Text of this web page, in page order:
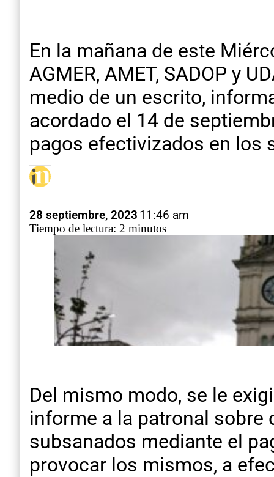
En la mañana de este
AGMER, AMET, SADOP y
medio de un escrito,
acordado el 14 de
pagos efectivizados en los
28 septiembre, 2023 11:46 am
Tiempo de lectura: 2 minutos
Del mismo modo, se le
informe a la patronal sobre
subsanados mediante el
provocar los mismos, a